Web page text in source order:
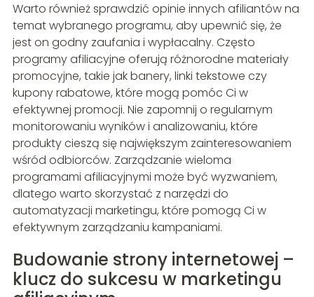
Warto również sprawdzić opinie innych afiliantów na
temat wybranego programu, aby upewnić się, że
jest on godny zaufania i wypłacalny. Często
programy afiliacyjne oferują różnorodne materiały
promocyjne, takie jak banery, linki tekstowe czy
kupony rabatowe, które mogą pomóc Ci w
efektywnej promocji. Nie zapomnij o regularnym
monitorowaniu wyników i analizowaniu, które
produkty cieszą się największym zainteresowaniem
wśród odbiorców. Zarządzanie wieloma
programami afiliacyjnymi może być wyzwaniem,
dlatego warto skorzystać z narzędzi do
automatyzacji marketingu, które pomogą Ci w
efektywnym zarządzaniu kampaniami.
Budowanie strony internetowej –
klucz do sukcesu w marketingu